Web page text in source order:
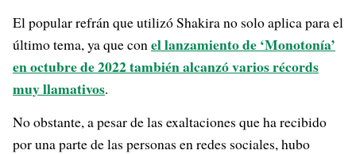
El popular refrán que utilizó Shakira no solo aplica para el
último tema, ya que conel lanzamiento de ‘Monotonía’
en octubre de 2022 también alcanzó varios récords
muy llamativos.
No obstante, a pesar de las exaltaciones que ha recibido
por una parte de las personas en redes sociales, hubo